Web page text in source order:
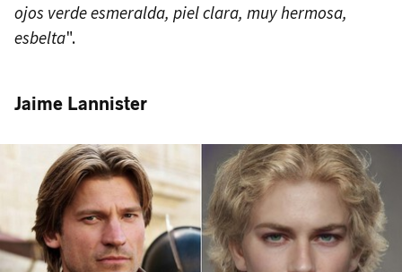
ojos verde esmeralda, piel clara, muy hermosa,
esbelta".
Jaime Lannister